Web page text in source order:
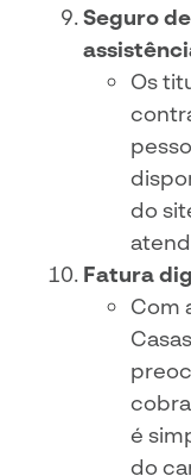
Seguro
Os
do
Fatura
Com
é
do